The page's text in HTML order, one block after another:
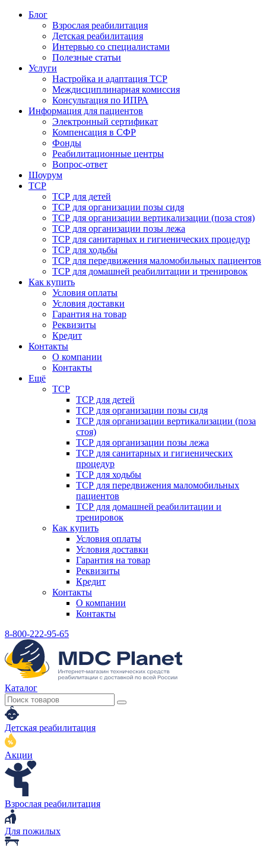
Блог
Взрослая реабилитация
Детская реабилитация
Интервью со специалистами
Полезные статьи
Услуги
Настройка и адаптация ТСР
Междисциплинарная комиссия
Консультация по ИПРА
Информация для пациентов
Электронный сертификат
Компенсация в СФР
Фонды
Реабилитационные центры
Вопрос-ответ
Шоурум
ТСР
ТСР для детей
ТСР для организации позы сидя
ТСР для организации вертикализации (поза стоя)
ТСР для организации позы лежа
ТСР для санитарных и гигиенических процедур
ТСР для ходьбы
ТСР для передвижения маломобильных пациентов
ТСР для домашней реабилитации и тренировок
Как купить
Условия оплаты
Условия доставки
Гарантия на товар
Реквизиты
Кредит
Контакты
О компании
Контакты
Ещё
ТСР
ТСР для детей
ТСР для организации позы сидя
ТСР для организации вертикализации (поза
стоя)
ТСР для организации позы лежа
ТСР для санитарных и гигиенических
процедур
ТСР для ходьбы
ТСР для передвижения маломобильных
пациентов
ТСР для домашней реабилитации и
тренировок
Как купить
Условия оплаты
Условия доставки
Гарантия на товар
Реквизиты
Кредит
Контакты
О компании
Контакты
8-800-222-95-65
Каталог
Детская реабилитация
Акции
Взрослая реабилитация
Для пожилых